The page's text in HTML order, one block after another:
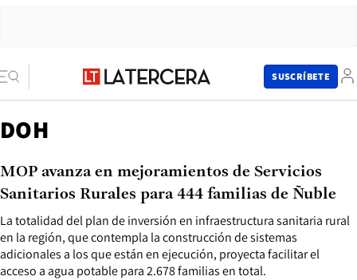
SUSCRÍBETE
DOH
La totalidad del plan de inversión en infraestructura sanitaria rural
en la región, que contempla la construcción de sistemas
adicionales a los que están en ejecución, proyecta facilitar el
acceso a agua potable para 2.678 familias en total.
MOP avanza en mejoramientos de Servicios
Sanitarios Rurales para 444 familias de Ñuble